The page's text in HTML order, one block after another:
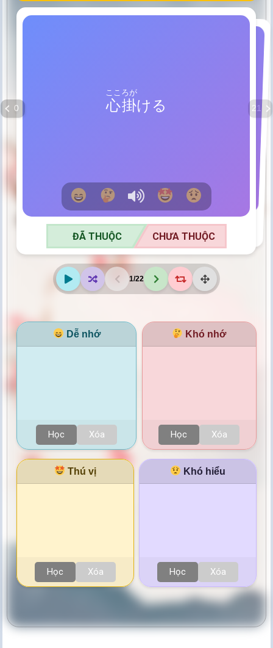
心掛
こころが
ける
TÂM QUẢI
Lưu tâm, ghi nhớ trong đầu
ĐÃ THUỘC CHƯA THUỘC
めくる
Bóc, lật lên
ĐÃ THUỘC CHƯA THUỘC
1/22
0 21
Dễ nhớ
Học Xóa
Khó nhớ
Học Xóa
Thú vị
Học Xóa
Khó hiểu
Học Xóa